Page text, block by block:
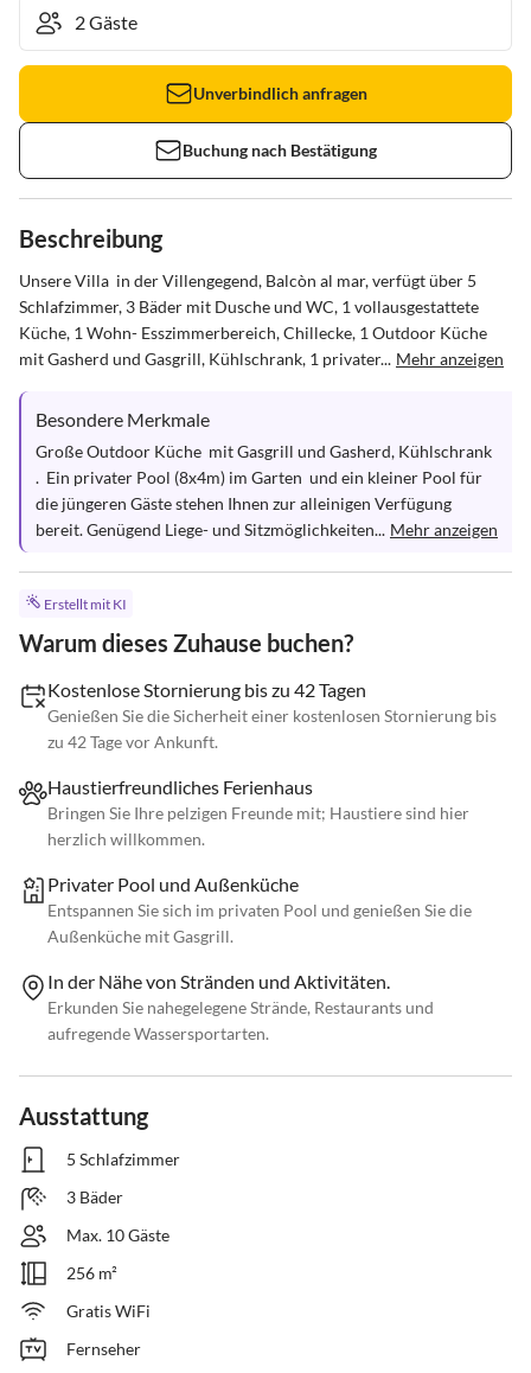
Unverbindlich anfragen
Buchung nach Bestätigung
Beschreibung
Unsere Villa  in der Villengegend, Balcòn al mar, verfügt über 5
Schlafzimmer, 3 Bäder mit Dusche und WC, 1 vollausgestattete
Küche, 1 Wohn- Esszimmerbereich, Chillecke, 1 Outdoor Küche
mit Gasherd und Gasgrill, Kühlschrank, 1 privater... Mehr anzeigen
Besondere Merkmale
Große Outdoor Küche  mit Gasgrill und Gasherd, Kühlschrank
.  Ein privater Pool (8x4m) im Garten  und ein kleiner Pool für
die jüngeren Gäste stehen Ihnen zur alleinigen Verfügung
bereit. Genügend Liege- und Sitzmöglichkeiten... Mehr anzeigen
Erstellt mit KI
Warum dieses Zuhause buchen?
Kostenlose Stornierung bis zu 42 Tagen
Genießen Sie die Sicherheit einer kostenlosen Stornierung bis
zu 42 Tage vor Ankunft.
Haustierfreundliches Ferienhaus
Bringen Sie Ihre pelzigen Freunde mit; Haustiere sind hier
herzlich willkommen.
Privater Pool und Außenküche
Entspannen Sie sich im privaten Pool und genießen Sie die
Außenküche mit Gasgrill.
In der Nähe von Stränden und Aktivitäten.
Erkunden Sie nahegelegene Strände, Restaurants und
aufregende Wassersportarten.
Ausstattung
5 Schlafzimmer
3 Bäder
Max. 10 Gäste
256 m²
Gratis WiFi
Fernseher